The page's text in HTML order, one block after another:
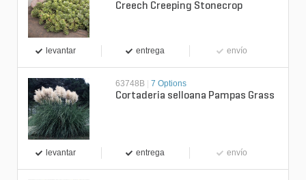
Creech Creeping Stonecrop
levantar entrega envío
63748B 7 Options
Cortaderia selloana Pampas Grass
levantar entrega envío